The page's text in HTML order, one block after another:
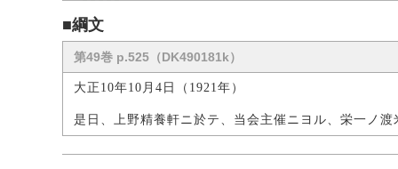
■綱文
第49巻 p.525（DK490181k）
大正10年10月4日（1921年）
是日、上野精養軒ニ於テ、当会主催ニヨル、栄一ノ渡